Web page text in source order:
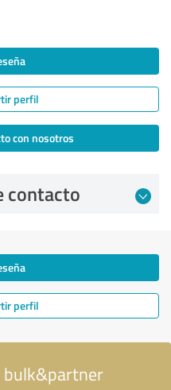
perfil
con nosotros
contacto
perfil
bulk&partner